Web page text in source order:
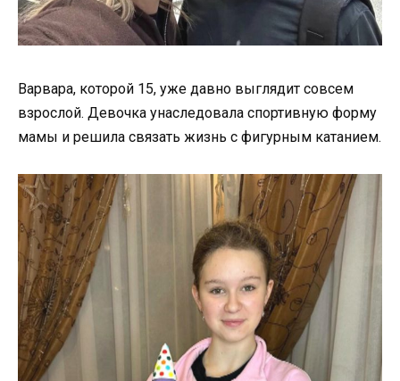
Варвара, которой 15, уже давно выглядит совсем
взрослой. Девочка унаследовала спортивную форму
мамы и решила связать жизнь с фигурным катанием.